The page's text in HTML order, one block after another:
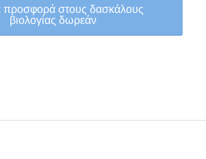
προσφορά στους δασκάλους
βιολογίας δωρεάν